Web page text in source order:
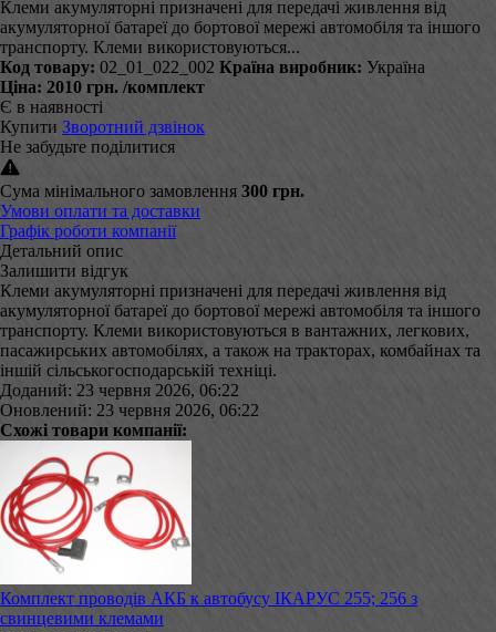
Клеми акумуляторні призначені для передачі живлення від
акумуляторної батареї до бортової мережі автомобіля та іншого
транспорту. Клеми використовуються...
Код товару: 02_01_022_002 Країна виробник: Україна
Ціна: 2010 грн. /комплект
Є в наявності
Купити Зворотний дзвінок
Не забудьте поділитися
Сума мінімального замовлення 300 грн.
Умови оплати та доставки
Графік роботи компанії
Детальний опис
Залишити відгук
Клеми акумуляторні призначені для передачі живлення від
акумуляторної батареї до бортової мережі автомобіля та іншого
транспорту. Клеми використовуються в вантажних, легкових,
пасажирських автомобілях, а також на тракторах, комбайнах та
іншій сільськогосподарській техніці.
Доданий: 23 червня 2026, 06:22
Оновлений: 23 червня 2026, 06:22
Схожі товари компанії:
Комплект проводів АКБ к автобусу ІКАРУС 255; 256 з
свинцевими клемами